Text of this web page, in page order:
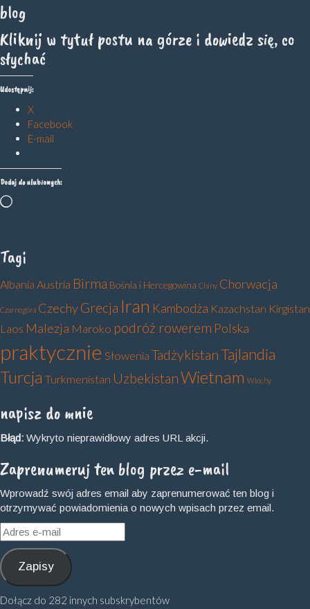
blog
Kliknij w tytuł postu na górze i dowiedz się, co
słychać
Udostępnij:
X
Facebook
E-mail
Dodaj do ulubionych:
Wczytywanie…
Tagi
Albania Austria Birma Bośnia i Hercegowina Chiny Chorwacja
Czarnogóra CzechyGrecja Iran Kambodża Kazachstan Kirgistan
Laos Malezja Maroko podróż rowerem Polska
praktycznie Słowenia TadżykistanTajlandia
Turcja Turkmenistan UzbekistanWietnam Włochy
napisz do mnie
Błąd: Wykryto nieprawidłowy adres URL akcji.
Zaprenumeruj ten blog przez e-mail
Wprowadź swój adres email aby zaprenumerować ten blog i
otrzymywać powiadomienia o nowych wpisach przez email.
Adres
e-
mail
Zapisy
Dołącz do 282 innych subskrybentów